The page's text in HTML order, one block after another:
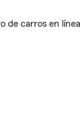
de carros en